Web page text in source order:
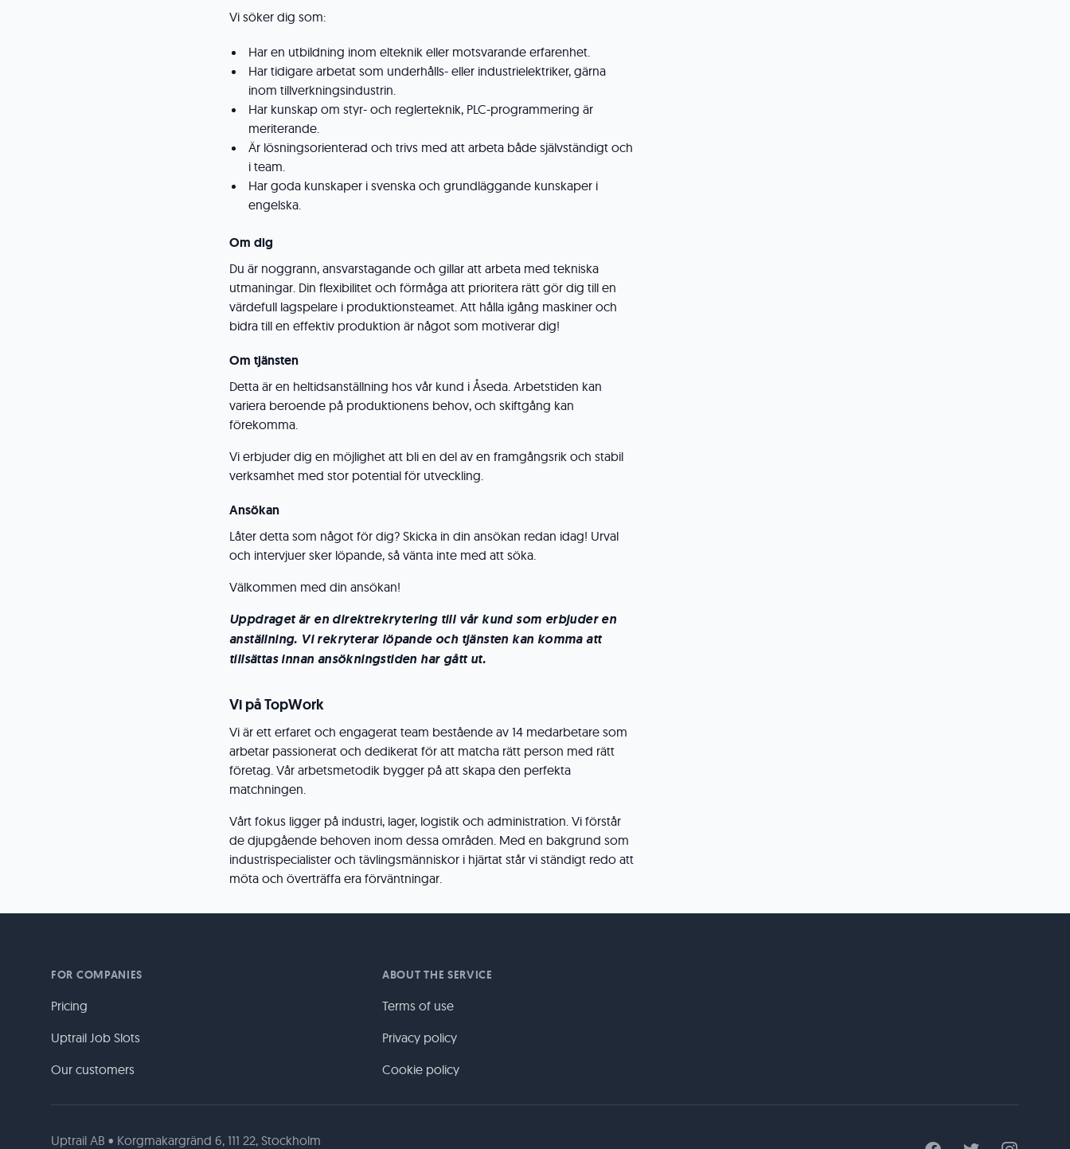
Vi söker dig som:
Har en utbildning inom elteknik eller motsvarande erfarenhet.
Har tidigare arbetat som underhålls- eller industrielektriker, gärna
inom tillverkningsindustrin.
Har kunskap om styr- och reglerteknik, PLC-programmering är
meriterande.
Är lösningsorienterad och trivs med att arbeta både självständigt och
i team.
Har goda kunskaper i svenska och grundläggande kunskaper i
engelska.
Om dig
Du är noggrann, ansvarstagande och gillar att arbeta med tekniska
utmaningar. Din flexibilitet och förmåga att prioritera rätt gör dig till en
värdefull lagspelare i produktionsteamet. Att hålla igång maskiner och
bidra till en effektiv produktion är något som motiverar dig!
Om tjänsten
Detta är en heltidsanställning hos vår kund i Åseda. Arbetstiden kan
variera beroende på produktionens behov, och skiftgång kan
förekomma.
Vi erbjuder dig en möjlighet att bli en del av en framgångsrik och stabil
verksamhet med stor potential för utveckling.
Ansökan
Låter detta som något för dig? Skicka in din ansökan redan idag! Urval
och intervjuer sker löpande, så vänta inte med att söka.
Välkommen med din ansökan!
Uppdraget är en direktrekrytering till vår kund som erbjuder en
anställning. Vi rekryterar löpande och tjänsten kan komma att
tillsättas innan ansökningstiden har gått ut.
Vi på TopWork
Vi är ett erfaret och engagerat team bestående av 14 medarbetare som
arbetar passionerat och dedikerat för att matcha rätt person med rätt
företag. Vår arbetsmetodik bygger på att skapa den perfekta
matchningen.
Vårt fokus ligger på industri, lager, logistik och administration. Vi förstår
de djupgående behoven inom dessa områden. Med en bakgrund som
industrispecialister och tävlingsmänniskor i hjärtat står vi ständigt redo att
möta och överträffa era förväntningar.
FOR COMPANIES
Pricing
Uptrail Job Slots
Our customers
ABOUT THE SERVICE
Terms of use
Privacy policy
Cookie policy
Uptrail AB • Korgmakargränd 6, 111 22, Stockholm